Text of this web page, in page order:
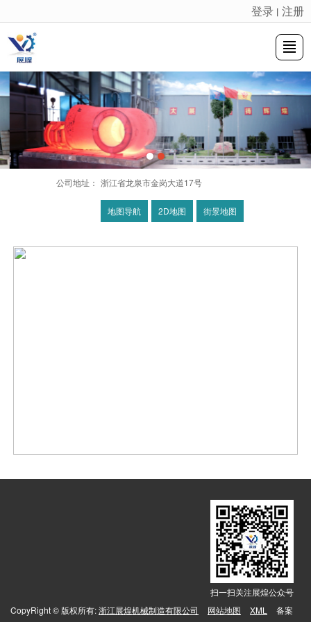
很遗憾，因您的浏览器版本过低导致无法获得最佳浏览体验，推荐下载安装谷歌浏览器！
登录 丨 注册
首页 公司介绍 企业荣誉 产品展示 新闻资讯 设备工艺 联系我们 留言反馈
公司地址： 浙江省龙泉市金岗大道17号
地图导航 2D地图 街景地图
扫一扫关注展煌公众号
CopyRight © 版权所有:浙江展煌机械制造有限公司 网站地图 XML 备案